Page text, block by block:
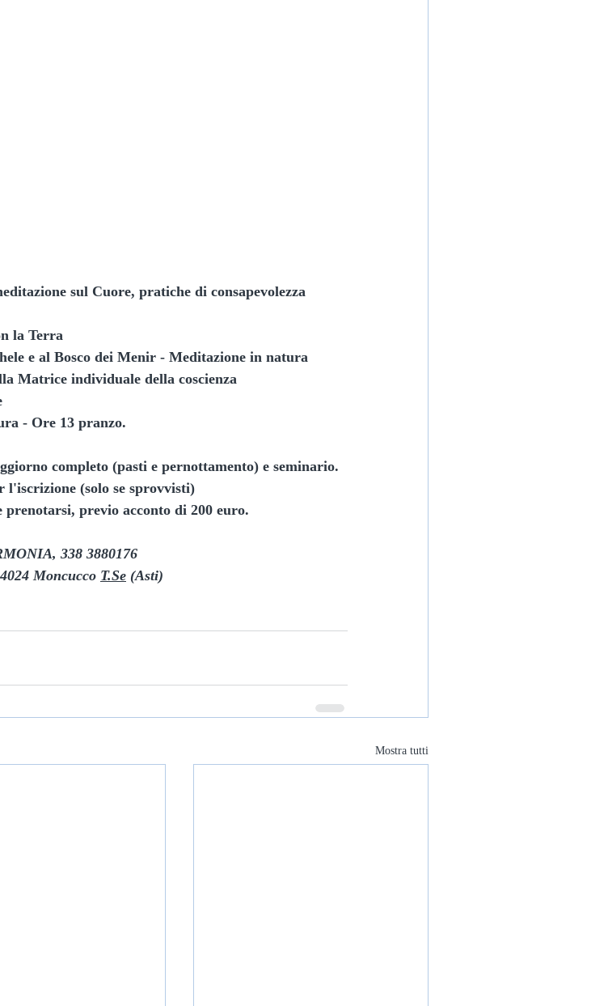
sul Cuore, pratiche di consapevolezza
la Terra
e al Bosco dei Menir - Meditazione in natura
Matrice individuale della coscienza
- Ore 13 pranzo.
completo (pasti e pernottamento) e seminario.
l'iscrizione (solo se sprovvisti)
previo acconto di 200 euro.
338 3880176
Moncucco T.Se (Asti)
Mostra tutti